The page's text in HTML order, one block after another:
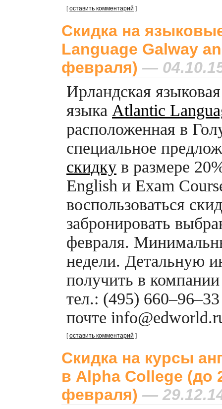
[оставить комментарий ]
Скидка на
Language Galway
февраля) —
Ирландская
языка Atlantic
расположенная в
специальное
скидку в размере
English и Exam
воспользоваться
забронировать
февраля.
недели. Детальную
получить в
тел.: (495)
почте
[оставить комментарий ]
Скидка на курсы
в Alpha College (до
февраля) —